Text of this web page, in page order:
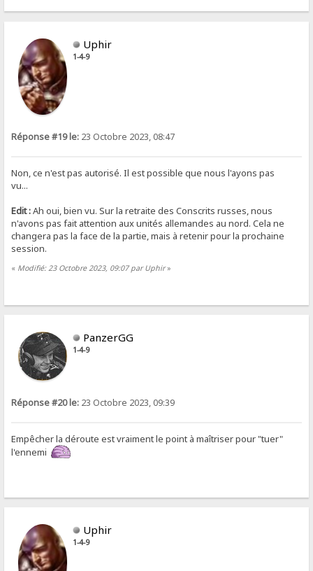
Uphir
1-4-9
Réponse #19 le: 23 Octobre 2023, 08:47
Non, ce n'est pas autorisé. Il est possible que nous l'ayons pas
vu...
Edit :Ah oui, bien vu. Sur la retraite des Conscrits russes, nous
n'avons pas fait attention aux unités allemandes au nord. Cela ne
changera pas la face de la partie, mais à retenir pour la prochaine
session.
« Modifié: 23 Octobre 2023, 09:07 par Uphir»
PanzerGG
1-4-9
Réponse #20 le: 23 Octobre 2023, 09:39
Empêcher la déroute est vraiment le point à maîtriser pour "tuer"
l'ennemi
Uphir
1-4-9